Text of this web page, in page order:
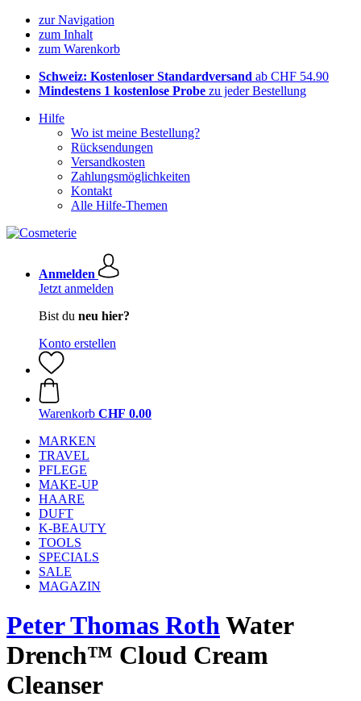
zur Navigation
zum Inhalt
zum Warenkorb
Schweiz: Kostenloser Standardversand ab CHF 54.90
Mindestens 1 kostenlose Probe zu jeder Bestellung
Hilfe
Wo ist meine Bestellung?
Rücksendungen
Versandkosten
Zahlungsmöglichkeiten
Kontakt
Alle Hilfe-Themen
Anmelden
Jetzt anmelden
Bist du neu hier?
Konto erstellen
Warenkorb CHF 0.00
MARKEN
TRAVEL
PFLEGE
MAKE-UP
HAARE
DUFT
K-BEAUTY
TOOLS
SPECIALS
SALE
MAGAZIN
Peter Thomas RothWater
Drench™ Cloud Cream
Cleanser